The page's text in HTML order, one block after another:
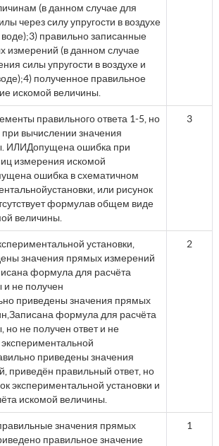
(в данном случае для
через силу упругости в воздухе
воде);3) правильно записанные
измерений (в данном случае
силы упругости в воздухе и
полученное правильное
искомой величины.
правильного ответа 1-5, но
вычислении значения
ИЛИДопущена ошибка при
измерения искомой
ошибка в схематичном
или рисунок
формулав общем виде
величины.
3
установки,
значения прямых измерений
формула для расчёта
и не получен
приведены значения прямых
формула для расчёта
но не получен ответ и не
приведены значения
приведён правильный ответ, но
экспериментальной установки и
искомой величины.
2
значения прямых
правильное значение
1